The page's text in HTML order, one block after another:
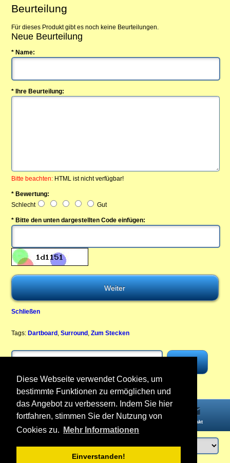
Diese Webseite verwendet Cookies, um
bestimmte Funktionen zu ermöglichen und
das Angebot zu verbessern. Indem Sie hier
fortfahren, stimmen Sie der Nutzung von
Cookies zu.
Mehr Informationen
Einverstanden!
Beurteilung
Für dieses Produkt gibt es noch keine Beurteilungen.
Neue Beurteilung
* Name:
* Ihre Beurteilung:
Bitte beachten: HTML ist nicht verfügbar!
* Bewertung:
Schlecht
Gut
* Bitte den unten dargestellten Code einfügen:
Schließen
Tags: Dartboard ,Surround ,Zum Stecken
Konto Kontakt